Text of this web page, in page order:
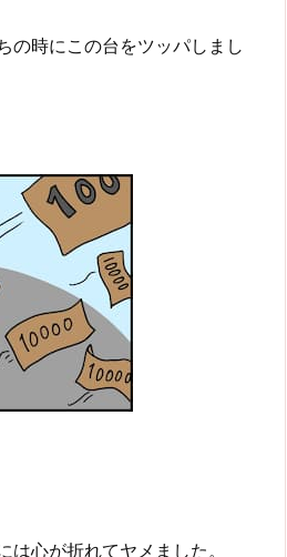
の時にこの台をツッパしまし
心が折れてヤメました。